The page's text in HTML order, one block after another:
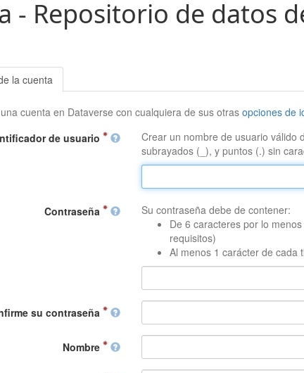
- Repositorio de datos
la cuenta
cuenta en Dataverse con cualquiera de sus otrasopciones de
de usuario
Crear un nombre de usuario válido
subrayados (_), y puntos (.) sin
Contraseña
Su contraseña debe de contener:
De 6 caracteres por lo
requisitos)
Al menos 1 carácter de cada
su contraseña
Nombre